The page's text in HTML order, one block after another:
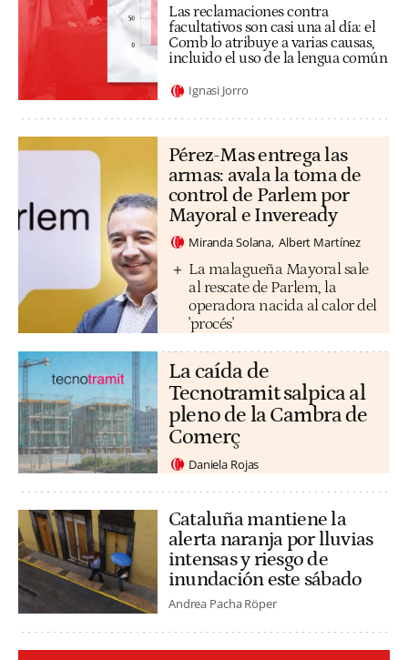
Las reclamaciones contra
facultativos son casi una al día: el
Comb lo atribuye a varias causas,
incluido el uso de la lengua común
Ignasi Jorro
Pérez-Mas entrega las
armas: avala la toma de
control de Parlem por
Mayoral e Inveready
Miranda Solana Albert Martínez
La malagueña Mayoral sale
al rescate de Parlem, la
operadora nacida al calor del
'procés'
La caída de
Tecnotramit salpica al
pleno de la Cambra de
Comerç
Daniela Rojas
Cataluña mantiene la
alerta naranja por lluvias
intensas y riesgo de
inundación este sábado
Andrea Pacha Röper